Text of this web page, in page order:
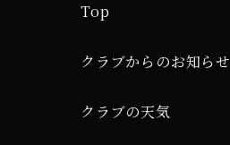
Top
クラブからのお知らせ
クラブの天気